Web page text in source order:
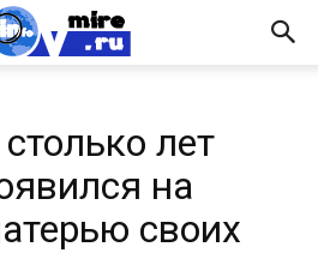
лет
на
своих